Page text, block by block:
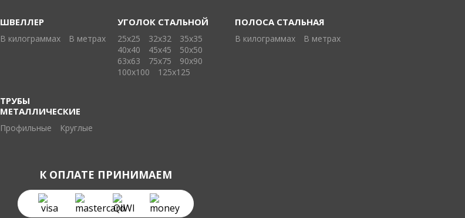
ШВЕЛЛЕР
В килограммах В метрах
УГОЛОК СТАЛЬНОЙ
25х25 32х32
35х35
40х40
45х45
50х50
63х63
75х75
90х90
100х100
125х125
ПОЛОСА СТАЛЬНАЯ
В килограммах В метрах
ТРУБЫ
МЕТАЛЛИЧЕСКИЕ
Профильные Круглые
К ОПЛАТЕ ПРИНИМАЕМ